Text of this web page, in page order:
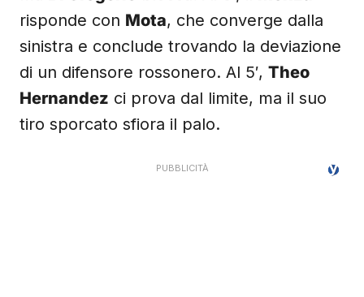
risponde con Mota, che converge dalla
sinistra e conclude trovando la deviazione
di un difensore rossonero. Al 5′, Theo
Hernandez ci prova dal limite, ma il suo
tiro sporcato sfiora il palo.